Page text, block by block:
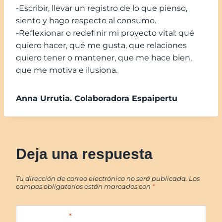
-Escribir, llevar un registro de lo que pienso,
siento y hago respecto al consumo.
-Reflexionar o redefinir mi proyecto vital: qué
quiero hacer, qué me gusta, que relaciones
quiero tener o mantener, que me hace bien,
que me motiva e ilusiona.
Anna Urrutia. Colaboradora Espaipertu
Deja una respuesta
Tu dirección de correo electrónico no será publicada. Los
campos obligatorios están marcados con *
*